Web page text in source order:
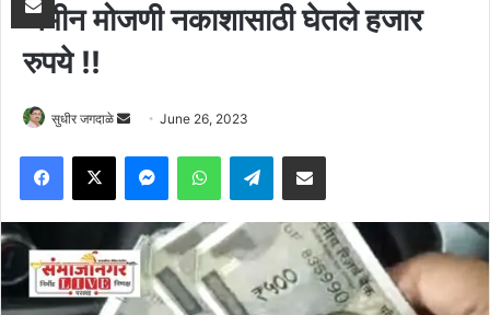
जमीन मोजणी नकाशासाठी घेतले हजार
रुपये !!
सुधीर जगदाळे
Send
email
June 26, 2023
Facebook
X MessengerWhatsAppTelegramShare via Email